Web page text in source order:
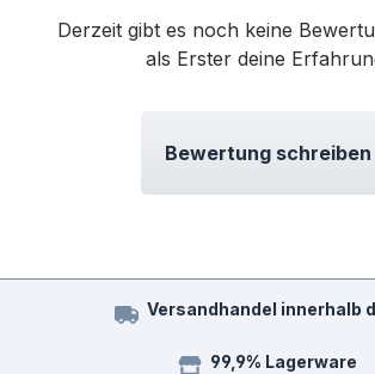
Derzeit gibt es noch keine
als Erster deine
Bewertung schreiben
Versandhandel innerhalb
99,9% Lagerware